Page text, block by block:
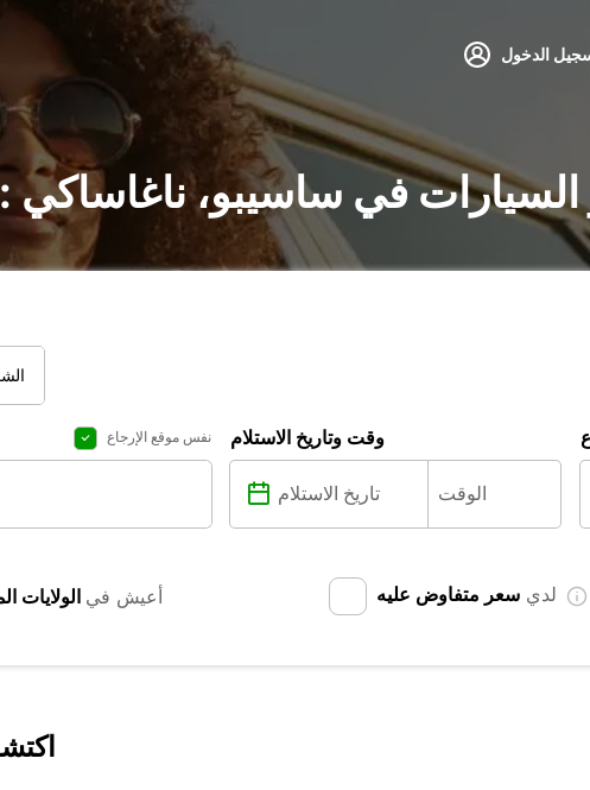
الدخول
السيارات في ساسيبو،
نفس موقع الإرجاع وقت وتاريخ الاستلام
أعيش في لدي سعر متفاوض عليه